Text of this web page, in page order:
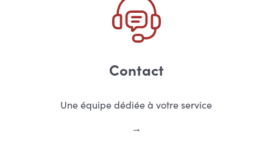
Contact
Une équipe dédiée à votre service